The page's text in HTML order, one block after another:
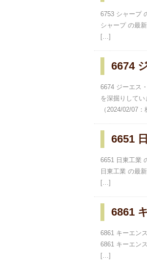
6753 シャープ
シャープ の最
[…]
6674
6674 ジーエス
を深掘りして
（2024/02/07
6651
6651 日東工業
日東工業 の最
[…]
6861
6861 キーエン
6861 キーエン
[…]